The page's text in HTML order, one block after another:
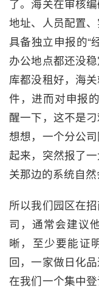
了。海关在审核
地址、人员配置
具备独立申报的“
办公地点都还没
库都没租好，海
件，进而对申报
醒一下，这不是
想想，一个分公
起来，突然报了
关那边的系统自然
所以我们园区在
司，通常会建议
晰，至少要能证
回，一家做日化
在我们一个集中